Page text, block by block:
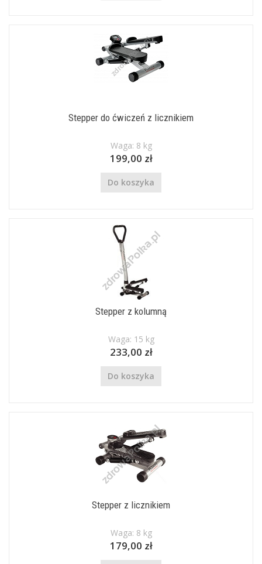
Stepper do ćwiczeń z licznikiem
Waga: 8 kg
199,00 zł
Do koszyka
Stepper z kolumną
Waga: 15 kg
233,00 zł
Do koszyka
Stepper z licznikiem
Waga: 8 kg
179,00 zł